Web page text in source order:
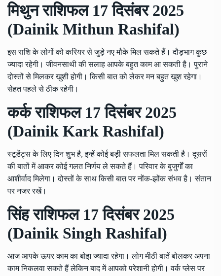
मिथुन राशिफल 17 दिसंबर 2025
(Dainik Mithun Rashifal)
इस राशि के लोगों को करियर से जुड़े नए मौके मिल सकते हैं। दौड़भाग कुछ
ज्यादा रहेगी। जीवनसाथी की सलाह आपके बहुत काम आ सकती है। पुराने
दोस्तों से मिलकर खुशी होगी। किसी बात को लेकर मन बहुत खुश रहेगा।
सेहत पहले से ठीक रहेगी।
कर्क राशिफल 17 दिसंबर 2025
(Dainik Kark Rashifal)
स्टूडेंट्स के लिए दिन शुभ है, इन्हें कोई बड़ी सफलता मिल सकती है। दूसरों
की बातों में आकर कोई गलत निर्णय ले सकते हैं। परिवार के बुजुर्गों का
आशीर्वाद मिलेगा। दोस्तों के साथ किसी बात पर नोंक-झोंक संभव है। संतान
पर नजर रखें।
सिंह राशिफल 17 दिसंबर 2025
(Dainik Singh Rashifal)
आज आपके ऊपर काम का बोझ ज्यादा रहेगा। लोग मीठी बातें बोलकर अपना
काम निकलवा सकते हैं लेकिन बाद में आपको परेशानी होगी। वर्क प्लेस पर